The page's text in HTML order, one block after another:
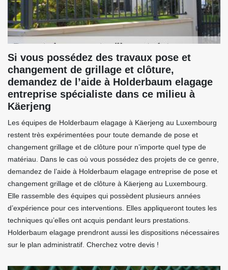
Si vous possédez des travaux pose et
changement de grillage et clôture,
demandez de l’aide à Holderbaum elagage
entreprise spécialiste dans ce milieu à
Käerjeng
Les équipes de Holderbaum elagage à Käerjeng au Luxembourg
restent très expérimentées pour toute demande de pose et
changement grillage et de clôture pour n’importe quel type de
matériau. Dans le cas où vous possédez des projets de ce genre,
demandez de l’aide à Holderbaum elagage entreprise de pose et
changement grillage et de clôture à Käerjeng au Luxembourg.
Elle rassemble des équipes qui possèdent plusieurs années
d’expérience pour ces interventions. Elles appliqueront toutes les
techniques qu’elles ont acquis pendant leurs prestations.
Holderbaum elagage prendront aussi les dispositions nécessaires
sur le plan administratif. Cherchez votre devis !